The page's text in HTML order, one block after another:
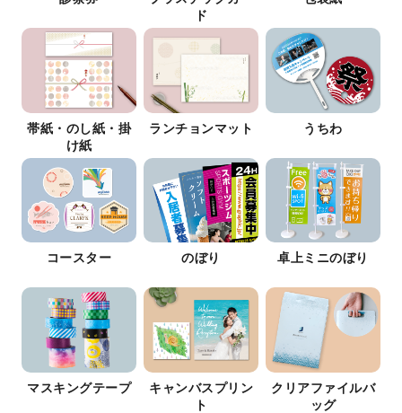
ド
帯紙・のし紙・掛
け紙
ランチョンマット うちわ
コースター のぼり 卓上ミニのぼり
マスキングテープ
キャンバスプリン
ト
クリアファイルバ
ッグ